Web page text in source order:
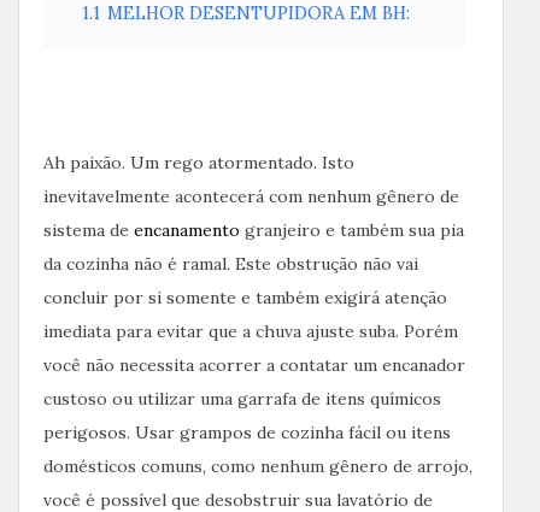
1.1 MELHOR DESENTUPIDORA EM BH:
Ah paixão. Um rego atormentado. Isto
inevitavelmente acontecerá com nenhum gênero de
sistema de encanamento granjeiro e também sua pia
da cozinha não é ramal. Este obstrução não vai
concluir por si somente e também exigirá atenção
imediata para evitar que a chuva ajuste suba. Porém
você não necessita acorrer a contatar um encanador
custoso ou utilizar uma garrafa de itens químicos
perigosos. Usar grampos de cozinha fácil ou itens
domésticos comuns, como nenhum gênero de arrojo,
você é possível que desobstruir sua lavatório de